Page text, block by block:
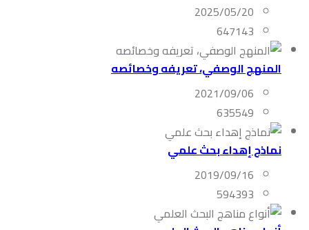
2025/05/20
647143
المنهج الوصفي، تعريفه وخصائصه
2021/09/06
635549
نماذج إهداء بحث علمي
2019/09/16
594393